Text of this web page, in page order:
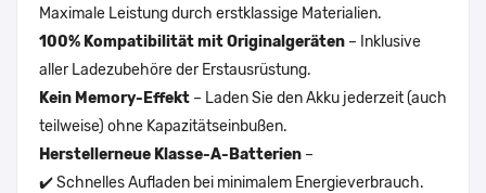
Maximale Leistung durch erstklassige Materialien.
100% Kompatibilität mit Originalgeräten – Inklusive
aller Ladezubehöre der Erstausrüstung.
Kein Memory-Effekt – Laden Sie den Akku jederzeit (auch
teilweise) ohne Kapazitätseinbußen.
Herstellerneue Klasse-A-Batterien –
✔️ Schnelles Aufladen bei minimalem Energieverbrauch.